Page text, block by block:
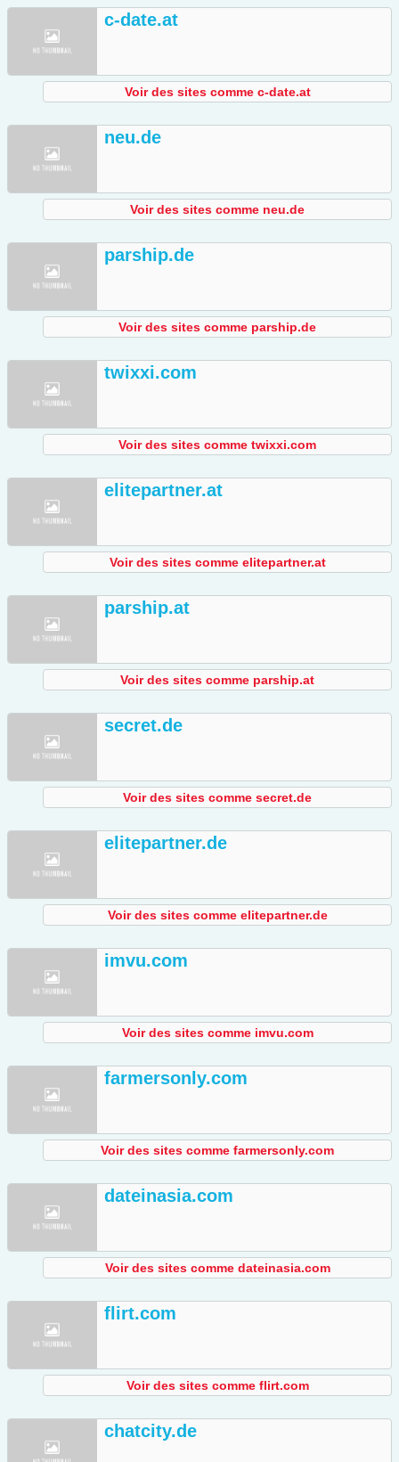
c-date.at
Voir des sites comme c-date.at
neu.de
Voir des sites comme neu.de
parship.de
Voir des sites comme parship.de
twixxi.com
Voir des sites comme twixxi.com
elitepartner.at
Voir des sites comme elitepartner.at
parship.at
Voir des sites comme parship.at
secret.de
Voir des sites comme secret.de
elitepartner.de
Voir des sites comme elitepartner.de
imvu.com
Voir des sites comme imvu.com
farmersonly.com
Voir des sites comme farmersonly.com
dateinasia.com
Voir des sites comme dateinasia.com
flirt.com
Voir des sites comme flirt.com
chatcity.de